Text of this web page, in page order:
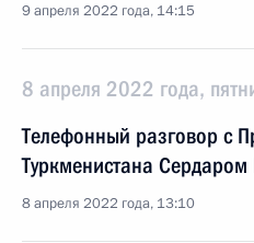
9 апреля 2022 года, 14:15
8 апреля 2022 года,
Телефонный разговор с
Туркменистана
8 апреля 2022 года, 13:10